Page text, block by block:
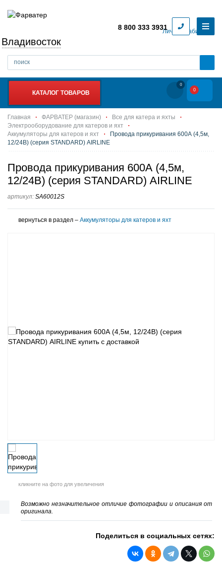
Личный кабинет
Владивосток
8 800 333 3931
КАТАЛОГ ТОВАРОВ
0
0
Главная ФАРВАТЕР (магазин)
Все для катера и яхты
Электрооборудование для катеров и яхт
Аккумуляторы для катеров и яхт
Провода прикуривания 600А (4,5м,
12/24В) (серия STANDARD) AIRLINE
Провода прикуривания 600А (4,5м,
12/24В) (серия STANDARD) AIRLINE
артикул: SA60012S
вернуться в раздел – Аккумуляторы для катеров и яхт
кликните на фото для увеличения
Возможно незначительное отличие фотографии и описания от
оригинала.
Поделиться в социальных сетях: